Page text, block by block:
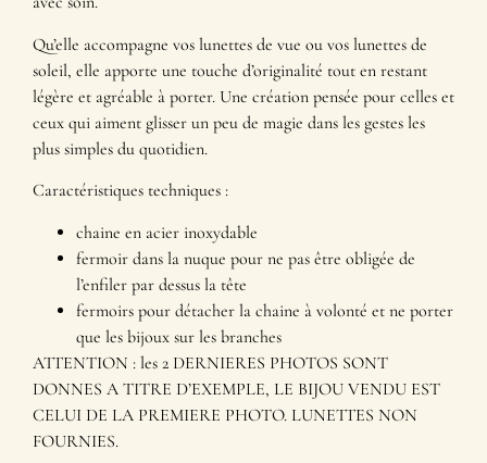
Qu’elle accompagne vos lunettes de vue ou vos lunettes de
soleil, elle apporte une touche d’originalité tout en restant
légère et agréable à porter. Une création pensée pour celles et
ceux qui aiment glisser un peu de magie dans les gestes les
plus simples du quotidien.
Caractéristiques techniques :
chaine en acier inoxydable
fermoir dans la nuque pour ne pas être obligée de
l’enfiler par dessus la tête
fermoirs pour détacher la chaine à volonté et ne porter
que les bijoux sur les branches
ATTENTION : les 2 DERNIERES PHOTOS SONT
DONNES A TITRE D’EXEMPLE, LE BIJOU VENDU EST
CELUI DE LA PREMIERE PHOTO. LUNETTES NON
FOURNIES.